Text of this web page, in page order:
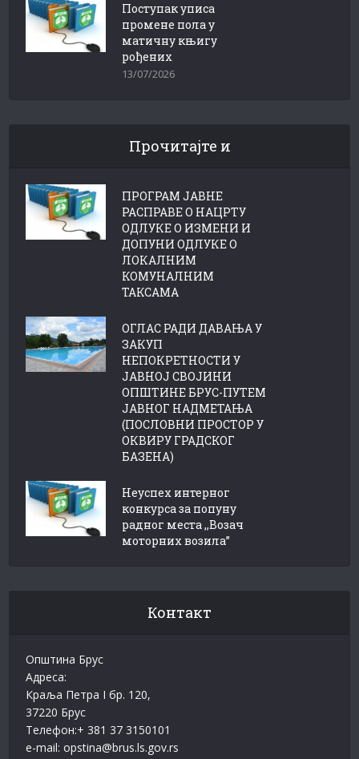
Поступак уписа
промене пола у
матичну књигу
рођених
13/07/2026
Прочитајте и
ПРОГРАМ ЈАВНЕ
РАСПРАВЕ О НАЦРТУ
ОДЛУКЕ О ИЗМЕНИ И
ДОПУНИ ОДЛУКЕ О
ЛОКАЛНИМ
КОМУНАЛНИМ
ТАКСАМА
ОГЛАС РАДИ ДАВАЊА У
ЗАКУП
НЕПОКРЕТНОСТИ У
ЈАВНОЈ СВОЈИНИ
ОПШТИНЕ БРУС-ПУТЕМ
ЈАВНОГ НАДМЕТАЊА
(ПОСЛОВНИ ПРОСТОР У
ОКВИРУ ГРАДСКОГ
БАЗЕНА)
Неуспех интерног
конкурса за попуну
радног места ,,Возач
моторних возила”
Контакт
Општина Брус
Адреса:
Краља Петра I бр. 120,
37220 Брус
Телефон:+ 381 37 3150101
e-mail: opstina@brus.ls.gov.rs